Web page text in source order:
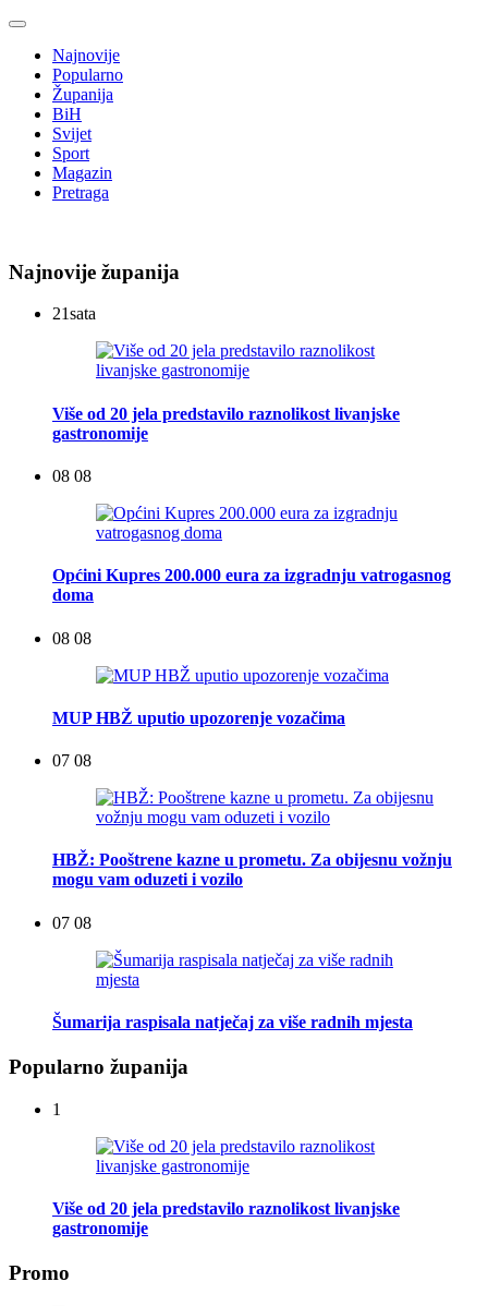
Najnovije
Popularno
Županija
BiH
Svijet
Sport
Magazin
Pretraga
Najnovije županija
21sata
Više od 20 jela predstavilo raznolikost livanjske
gastronomije
08 08
Općini Kupres 200.000 eura za izgradnju vatrogasnog
doma
08 08
MUP HBŽ uputio upozorenje vozačima
07 08
HBŽ: Pooštrene kazne u prometu. Za obijesnu vožnju
mogu vam oduzeti i vozilo
07 08
Šumarija raspisala natječaj za više radnih mjesta
Popularno županija
1
Više od 20 jela predstavilo raznolikost livanjske
gastronomije
Promo